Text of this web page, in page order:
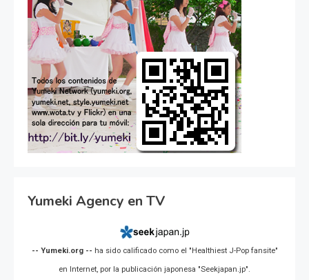
Yumeki Agency en TV
-- Yumeki.org -- ha sido calificado como el "Healthiest J-Pop fansite"
en Internet, por la publicación japonesa "Seekjapan.jp".